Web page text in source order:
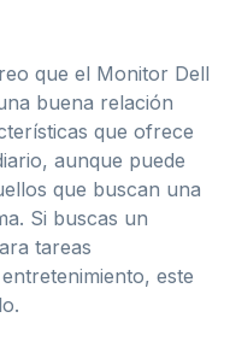
que el Monitor Dell
buena relación
que ofrece
aunque puede
que buscan una
Si buscas un
tareas
este